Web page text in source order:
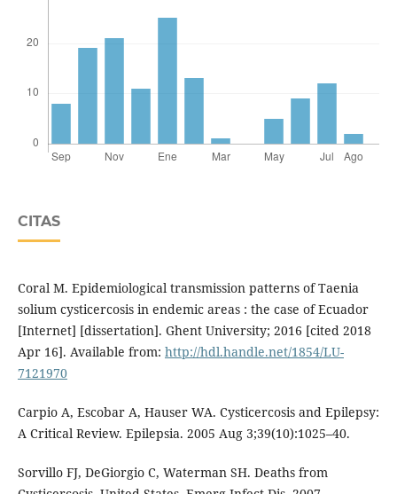
CITAS
Coral M. Epidemiological transmission patterns of Taenia
solium cysticercosis in endemic areas : the case of Ecuador
[Internet] [dissertation]. Ghent University; 2016 [cited 2018
Apr 16]. Available from: http://hdl.handle.net/1854/LU-
7121970
Carpio A, Escobar A, Hauser WA. Cysticercosis and Epilepsy:
A Critical Review. Epilepsia. 2005 Aug 3;39(10):1025–40.
Sorvillo FJ, DeGiorgio C, Waterman SH. Deaths from